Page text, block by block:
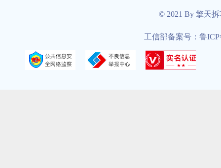
© 2021 By 擎天
工信部备案号：鲁